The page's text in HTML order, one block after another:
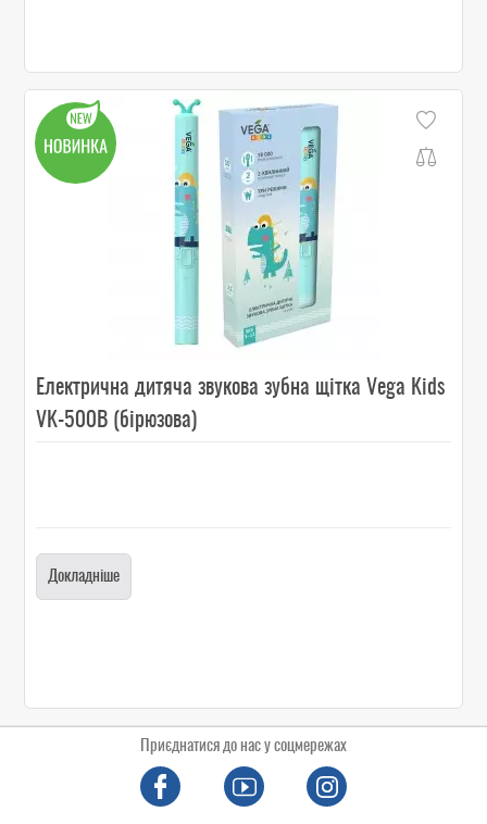
Електрична дитяча звукова зубна щітка Vega Kids
VK-500B (бірюзова)
Докладніше
Приєднатися до нас у соцмережах